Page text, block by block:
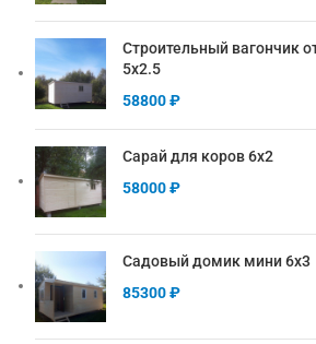
Строительный вагончик
5х2.5
58800₽
Сарай для коров 6х2
58000₽
Садовый домик мини 6х3
85300₽